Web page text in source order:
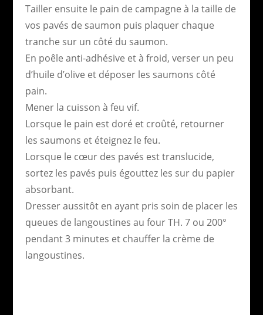
Tailler ensuite le pain de campagne à la taille de
vos pavés de saumon puis plaquer chaque
tranche sur un côté du saumon.
En poêle anti-adhésive et à froid, verser un peu
d’huile d’olive et déposer les saumons côté
pain.
Mener la cuisson à feu vif.
Lorsque le pain est doré et croûté, retourner
les saumons et éteignez le feu.
Lorsque le cœur des pavés est translucide,
sortez les pavés puis égouttez les sur du papier
absorbant.
Dresser aussitôt en ayant pris soin de placer les
queues de langoustines au four TH. 7 ou 200°
pendant 3 minutes et chauffer la crème de
langoustines.